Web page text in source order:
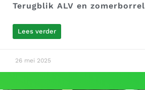
Terugblik ALV en zomerborrel
Lees verder
26 mei 2025